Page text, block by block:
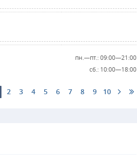
пн.—пт.: 09:00—21:00
сб.: 10:00—18:00
2 3 4 5 6 7 8 9 10